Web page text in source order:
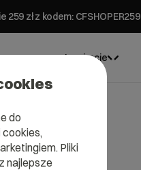
zł z kodem: CFSHOPER259
Inspiracje
do
Pliki
najlepsze